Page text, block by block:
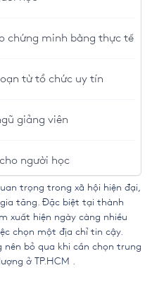
chứng minh bằng thực tế
từ tổ chức uy tín
giảng viên
người học
trọng trong xã hội hiện đại,
tăng. Đặc biệt tại thành
xuất hiện ngày càng nhiều
chọn một địa chỉ tin cậy.
nên bỏ qua khi cần chọn trung
ở TP.HCM